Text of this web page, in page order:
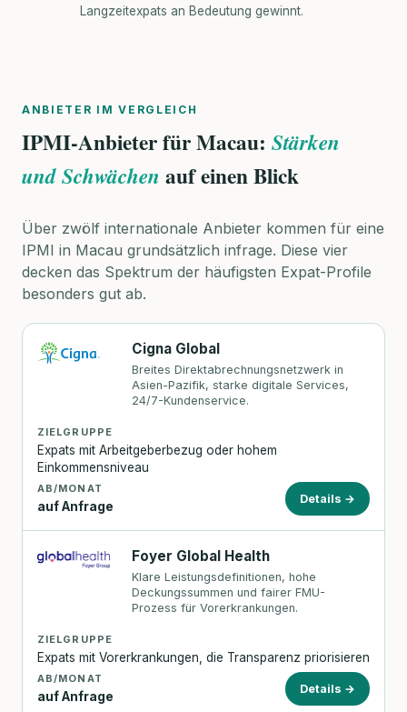
Langzeitexpats an Bedeutung gewinnt.
ANBIETER IM VERGLEICH
IPMI-Anbieter für Macau: Stärken
und Schwächen auf einen Blick
Über zwölf internationale Anbieter kommen für eine
IPMI in Macau grundsätzlich infrage. Diese vier
decken das Spektrum der häufigsten Expat-Profile
besonders gut ab.
Cigna Global
Breites Direktabrechnungsnetzwerk in
Asien-Pazifik, starke digitale Services,
24/7-Kundenservice.
ZIELGRUPPE
Expats mit Arbeitgeberbezug oder hohem
Einkommensniveau
AB/MONAT
auf Anfrage
Details →
Foyer Global Health
Klare Leistungsdefinitionen, hohe
Deckungssummen und fairer FMU-
Prozess für Vorerkrankungen.
ZIELGRUPPE
Expats mit Vorerkrankungen, die Transparenz priorisieren
AB/MONAT
auf Anfrage
Details →